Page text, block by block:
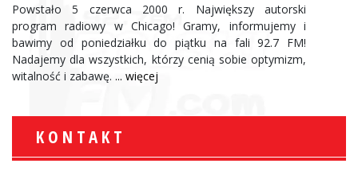
Powstało 5 czerwca 2000 r. Największy autorski
program radiowy w Chicago! Gramy, informujemy i
bawimy od poniedziałku do piątku na fali 92.7 FM!
Nadajemy dla wszystkich, którzy cenią sobie optymizm,
witalność i zabawę. ... więcej
KONTAKT